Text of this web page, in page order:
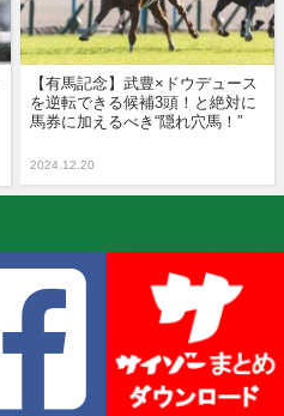
【有馬記念】武豊×ドウデュース
を逆転できる候補3頭！と絶対に
馬券に加えるべき“隠れ穴馬！”
2024.12.20